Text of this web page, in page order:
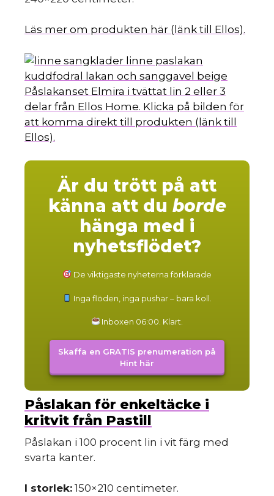
Läs mer om produkten här (länk till Ellos).
Påslakanset Elmira i tvättat lin 2 eller 3
delar från Ellos Home. Klicka på bilden för
att komma direkt till produkten (länk till
Ellos).
Är du trött på att
känna att du borde
hänga med i
nyhetsflödet?
De viktigaste nyheterna förklarade
Inga flöden, inga pushar – bara koll.
Inboxen 06:00. Klart.
Skaffa en GRATIS prenumeration på
Hint här
Påslakan för enkeltäcke i
kritvit från Pastill
Påslakan i 100 procent lin i vit färg med
svarta kanter.
I storlek: 150×210 centimeter.